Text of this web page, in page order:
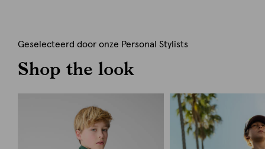
Geselecteerd door onze Personal Stylists
Shop the look